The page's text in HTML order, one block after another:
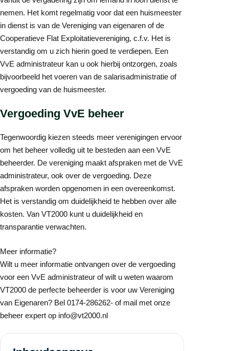
nemen. Het komt regelmatig voor dat een huismeester
in dienst is van de Vereniging van eigenaren of de
Cooperatieve Flat Exploitatievereniging, c.f.v. Het is
verstandig om u zich hierin goed te verdiepen. Een
VvE administrateur kan u ook hierbij ontzorgen, zoals
bijvoorbeeld het voeren van de salarisadministratie of
vergoeding van de huismeester.
Vergoeding VvE beheer
Tegenwoordig kiezen steeds meer verenigingen ervoor
om het beheer volledig uit te besteden aan een VvE
beheerder. De vereniging maakt afspraken met de VvE
administrateur, ook over de vergoeding. Deze
afspraken worden opgenomen in een overeenkomst.
Het is verstandig om duidelijkheid te hebben over alle
kosten. Van VT2000 kunt u duidelijkheid en
transparantie verwachten.
Meer informatie?
Wilt u meer informatie ontvangen over de vergoeding
voor een VvE administrateur of wilt u weten waarom
VT2000 de perfecte beheerder is voor uw Vereniging
van Eigenaren? Bel 0174-286262- of mail met onze
beheer expert op info@vt2000.nl